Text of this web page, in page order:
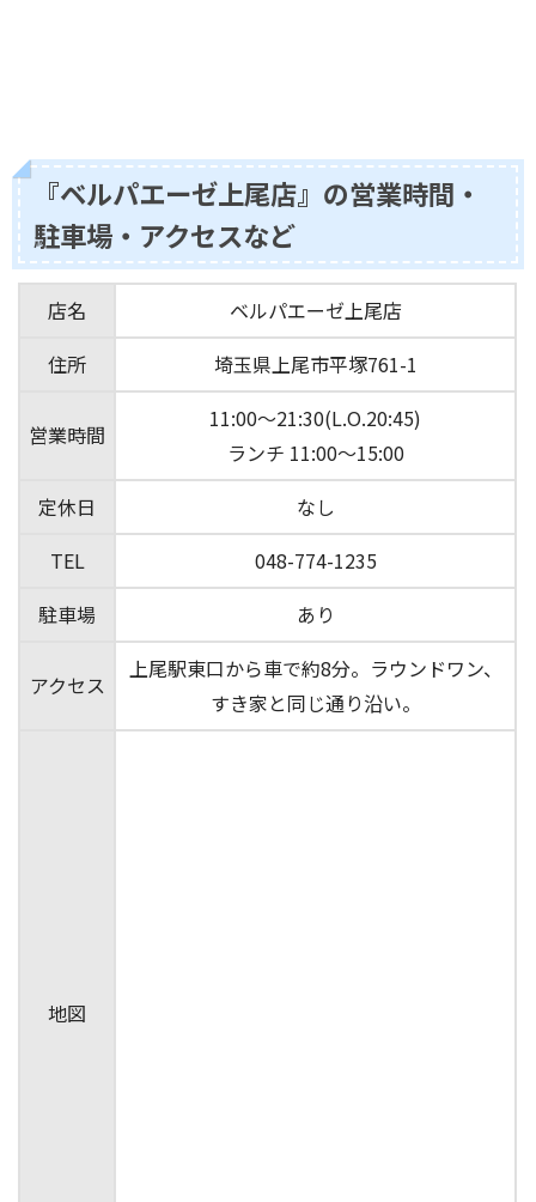
『ベルパエーゼ上尾店』の営業時間・
駐車場・アクセスなど
店名
ベルパエーゼ上尾店
住所
埼玉県上尾市平塚761-1
営業時間
11:00～21:30(L.O.20:45)
ランチ 11:00〜15:00
定休日
なし
TEL
048-774-1235
駐車場
あり
アクセス
上尾駅東口から車で約8分。ラウンドワン、
すき家と同じ通り沿い。
地図